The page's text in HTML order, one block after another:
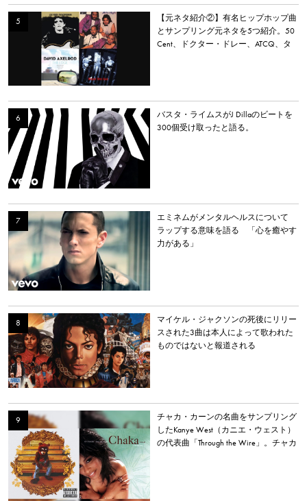
【元ネタ紹介②】有名ヒップホップ曲
とサンプリング元ネタを5つ紹介。50
Cent、ドクター・ドレー、ATCQ、タ
バスタ・ライムスがJ Dillaのビートを
300個受け取ったと語る。
エミネムがメンタルヘルスについて
ラップする意味を語る 「心を癒やす
力がある」
マイケル・ジャクソンの死後にリリー
スされた3曲は本人によって歌われた
ものではないと報道される
チャカ・カーンの名曲をサンプリング
したKanye West（カニエ・ウェスト）
の代表曲「Through the Wire」。チャカ